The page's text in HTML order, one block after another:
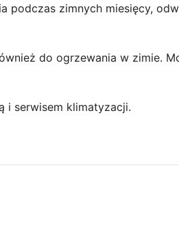
podczas zimnych miesięcy,
do ogrzewania w zimie.
i serwisem klimatyzacji.